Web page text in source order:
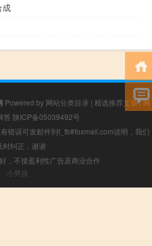
成
Powered by 网站分类目录 | 精选推荐文章|网
答 陕ICP备05039492号
错误可发邮件到f_fb#foxmail.com说明，我们
时纠正，谢谢
，不接盈利性广告及商业合作
小男孩